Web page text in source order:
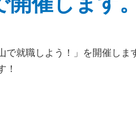
就職しよう！」を開催しま
！